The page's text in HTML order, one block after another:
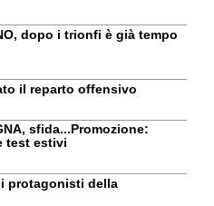
dopo i trionfi è già tempo
il reparto offensivo
sfida...Promozione:
test estivi
i protagonisti della